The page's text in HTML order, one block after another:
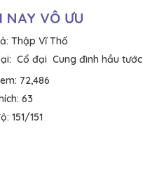
NAY VÔ ƯU
Thập Vĩ Thố
Cổ đại Cung đình hầu tước
72,486
63
151/151